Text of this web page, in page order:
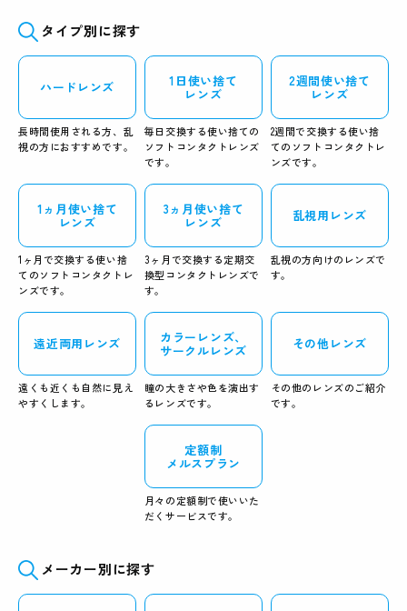
タイプ別に探す
ハードレンズ
長時間使用される方、乱
視の方におすすめです。
1日使い捨て
レンズ
毎日交換する使い捨ての
ソフトコンタクトレンズ
です。
2週間使い捨て
レンズ
2週間で交換する使い捨
てのソフトコンタクトレ
ンズです。
1ヵ月使い捨て
レンズ
1ヶ月で交換する使い捨
てのソフトコンタクトレ
ンズです。
3ヵ月使い捨て
レンズ
3ヶ月で交換する定期交
換型コンタクトレンズで
す。
乱視用レンズ
乱視の方向けのレンズで
す。
遠近両用レンズ
遠くも近くも自然に見え
やすくします。
カラーレンズ、
サークルレンズ
瞳の大きさや色を演出す
るレンズです。
その他レンズ
その他のレンズのご紹介
です。
定額制
メルスプラン
月々の定額制で使いいた
だくサービスです。
メーカー別に探す